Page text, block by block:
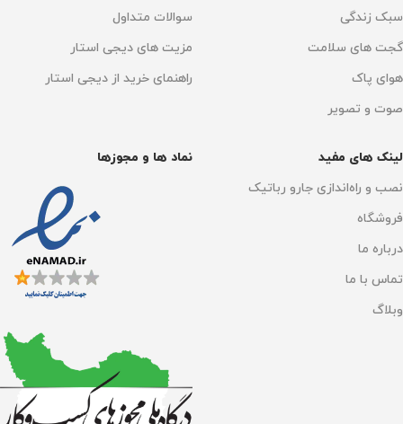
سبک زندگی
گجت های سلامت
هوای پاک
صوت و تصویر
سوالات متداول
مزیت های دیجی استار
راهنمای خرید از دیجی استار
لینک های مفید
نصب و راه‌اندازی جارو رباتیک
فروشگاه
درباره ما
تماس با ما
وبلاگ
نماد ها و مجوزها